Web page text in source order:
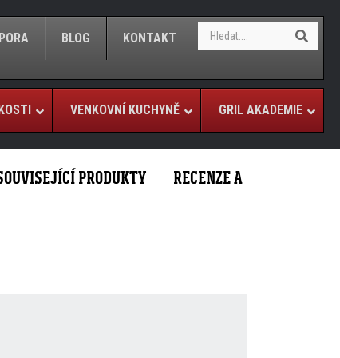
BLOG KONTAKT
r
c
h
e
c
VENKOVNÍ KUCHYNĚ GRIL AKADEMIE
PRODUKTY
RECENZE A